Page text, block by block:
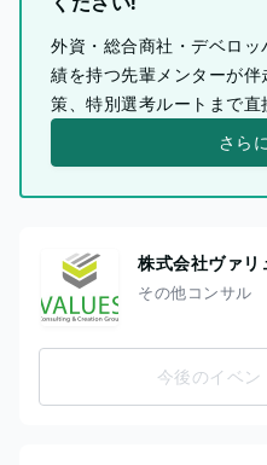
外資・総合商社・デベロ
績を持つ先輩メンターが
策、特別選考ルートまで直
さら
株式会社ヴァリ
その他コンサル
今後のイベ